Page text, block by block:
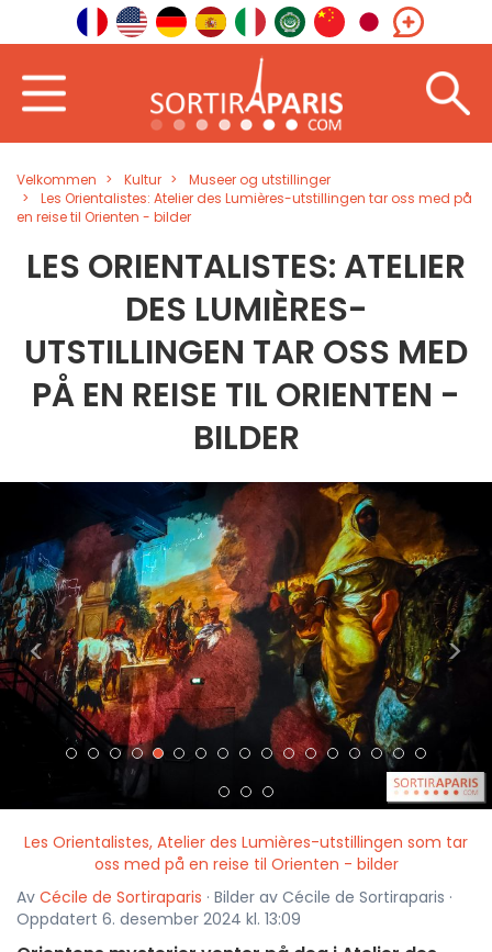
Velkommen Kultur
Museer og utstillinger
Les Orientalistes: Atelier des Lumières-utstillingen tar oss med på
en reise til Orienten - bilder
LES ORIENTALISTES: ATELIER
DES LUMIÈRES-
UTSTILLINGEN TAR OSS MED
PÅ EN REISE TIL ORIENTEN -
BILDER
< >
Les Orientalistes, Atelier des Lumières-utstillingen som tar
oss med på en reise til Orienten - bilder
Av Cécile de Sortiraparis · Bilder av Cécile de Sortiraparis ·
Oppdatert 6. desember 2024 kl. 13:09